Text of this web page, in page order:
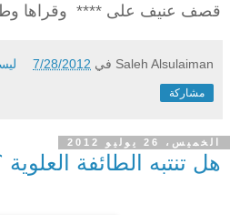
قصف عنيف على **** وقراها
Saleh Alsulaiman في 7/28/2012
مشاركة
الخميس، 26 يوليو 2012
هل تنتبه الطائفة العلوية